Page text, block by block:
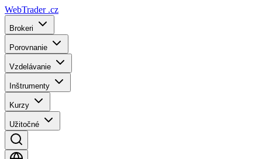
WebTrader .cz
Brokeri
Porovnanie
Vzdelávanie
Inštrumenty
Kurzy
Užitočné